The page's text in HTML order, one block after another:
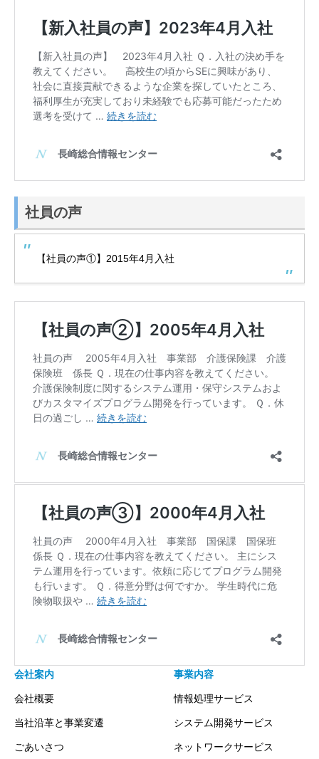
社員の声
【社員の声①】2015年4月入社
会社案内
会社概要
当社沿革と事業変遷
ごあいさつ
事業内容
情報処理サービス
システム開発サービス
ネットワークサービス